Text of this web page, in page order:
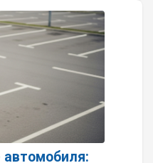
автомобиля: